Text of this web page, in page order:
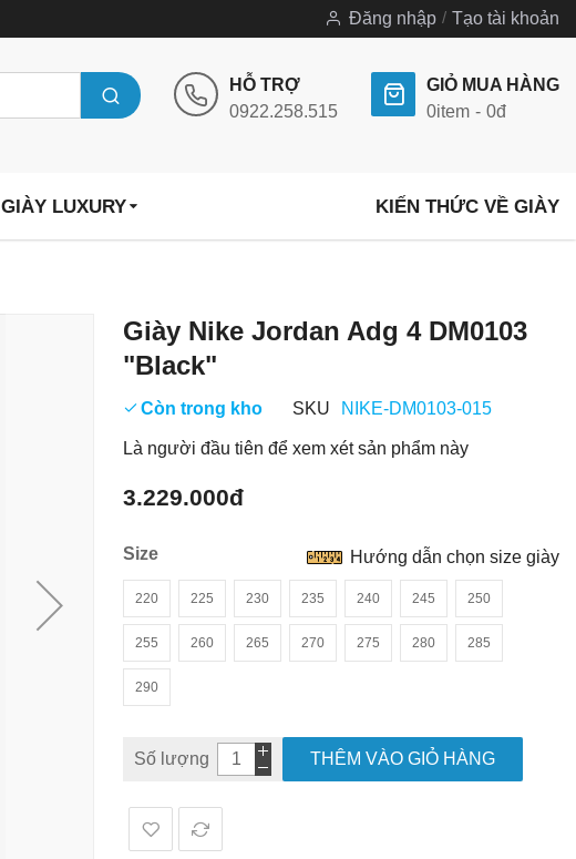
Đăng nhập Tạo tài khoản
HỖ TRỢ
0922.258.515
GIỎ MUA HÀNG
0item 0đ
GIÀY LUXURY KIẾN THỨC VỀ GIÀY
Giày Nike Jordan Adg 4 DM0103
"Black"
Còn trong kho SKU NIKE-DM0103-015
Là người đầu tiên để xem xét sản phẩm này
3.229.000đ
Size
220 225 230 235 240 245 250
255 260 265 270 275 280 285
290
Hướng dẫn chọn size giày
Số lượng THÊM VÀO GIỎ HÀNG
Chuyển
hình